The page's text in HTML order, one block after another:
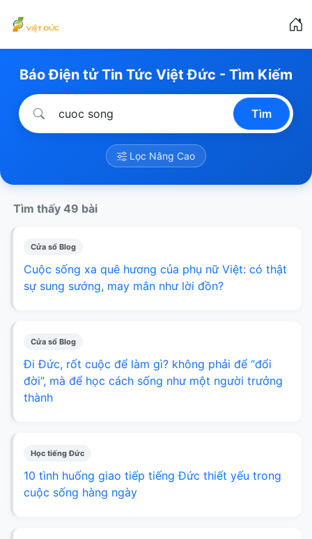
Báo Điện tử Tin Tức Việt Đức - Tìm Kiếm
Tìm
Lọc Nâng Cao
Tìm thấy 49 bài
Cửa sổ Blog
Cuộc sống xa quê hương của phụ nữ Việt: có thật
sự sung sướng, may mắn như lời đồn?
Cửa sổ Blog
Đi Đức, rốt cuộc để làm gì? không phải để “đổi
đời”, mà để học cách sống như một người trưởng
thành
Học tiếng Đức
10 tình huống giao tiếp tiếng Đức thiết yếu trong
cuộc sống hàng ngày